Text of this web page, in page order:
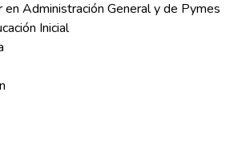
en Administración General y de Pymes
Inicial